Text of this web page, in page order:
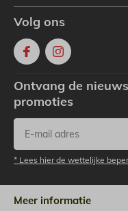
Volg ons
Ontvang de
promoties
* Lees hier de wettelijke
Meer informatie